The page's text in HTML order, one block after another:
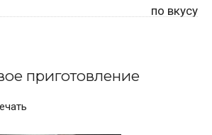
по вкусу
приготовление